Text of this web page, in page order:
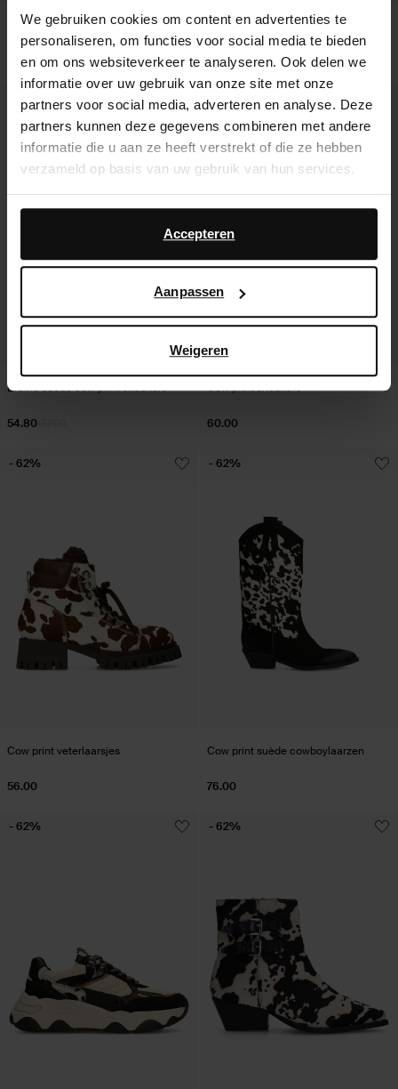
We gebruiken cookies om content en advertenties te
personaliseren, om functies voor social media te bieden
en om ons websiteverkeer te analyseren. Ook delen we
informatie over uw gebruik van onze site met onze
partners voor social media, adverteren en analyse. Deze
partners kunnen deze gegevens combineren met andere
informatie die u aan ze heeft verstrekt of die ze hebben
verzameld op basis van uw gebruik van hun services.
Daarnaast werken wij samen met Google voor
advertentie- en meetdoeleinden. Meer informatie over
hoe Google uw persoonsgegevens gebruikt, vindt u op
Accepteren
Aanpassen
Weigeren
Bruine sneakers met cow print
48.00
Cow print enkellaarsjes met hak
157.98
149.99
Bruine suède cow print sneakers
54.80
- 60%
Cow print sneakers
60.00
- 52%
Cow print veterlaarsjes
56.00
- 62%
Cow print suède cowboylaarzen
76.00
- 62%
- 62% - 62%